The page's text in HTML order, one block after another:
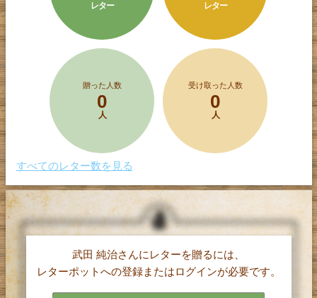
レター レター
贈った人数
0
人
受け取った人数
0
人
すべてのレター数を見る
レターポット(α)は、
1文字5円で購入したポイントを使って、
気持ちを伝えたい相手に手紙（レター）を
武田 純治さんにレターを贈るには、
レターポットへの登録またはログインが必要です。